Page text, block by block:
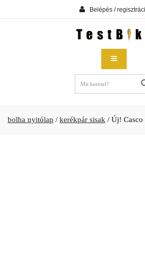
Belépés /
bolha nyitólap / kerékpár sisak / Új! Casco